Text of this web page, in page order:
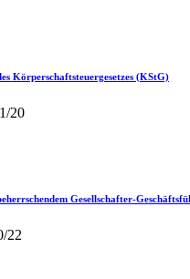
Körperschaftsteuergesetzes (KStG)
20
Gesellschafter-
22